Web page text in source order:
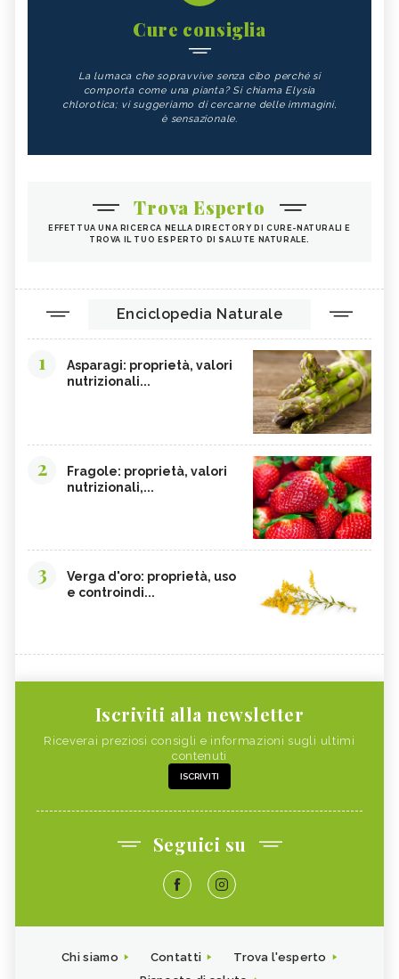
Cure consiglia
La lumaca che sopravvive senza cibo perché si
comporta come una pianta? Si chiama Elysia
chlorotica; vi suggeriamo di cercarne delle immagini,
è sensazionale.
Trova Esperto
EFFETTUA UNA RICERCA NELLA DIRECTORY DI CURE-NATURALI E
TROVA IL TUO ESPERTO DI SALUTE NATURALE.
Enciclopedia Naturale
1
Asparagi: proprietà, valori
nutrizionali...
2
Fragole: proprietà, valori
nutrizionali,...
3
Verga d'oro: proprietà, uso
e controindi...
Iscriviti alla newsletter
Riceverai preziosi consigli e informazioni sugli ultimi
contenuti
ISCRIVITI
Seguici su
Chi siamo Contatti
Trova l'esperto